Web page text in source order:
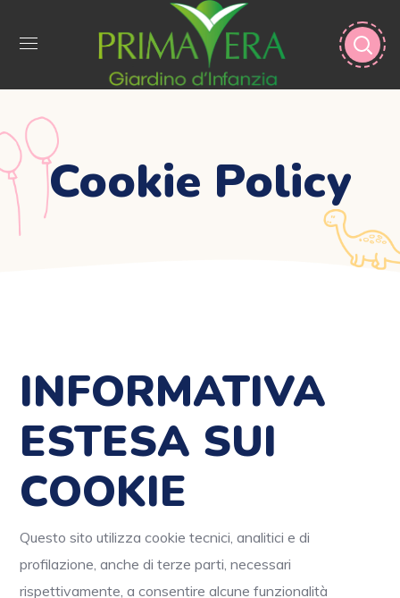
Cookie Policy
INFORMATIVA
ESTESA SUI
COOKIE
Questo sito utilizza cookie tecnici, analitici e di
profilazione, anche di terze parti, necessari
rispettivamente, a consentire alcune funzionalità